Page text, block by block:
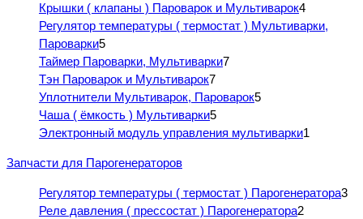
Крышки ( клапаны ) Пароварок и Мультиварок4
Регулятор температуры ( термостат ) Мультиварки,
Пароварки5
Таймер Пароварки, Мультиварки7
Тэн Пароварок и Мультиварок7
Уплотнители Мультиварок, Пароварок5
Чаша ( ёмкость ) Мультиварки5
Электронный модуль управления мультиварки1
Запчасти для Парогенераторов
Регулятор температуры ( термостат ) Парогенератора3
Реле давления ( прессостат ) Парогенератора2